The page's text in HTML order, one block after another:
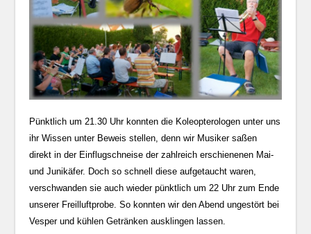
Pünktlich um 21.30 Uhr konnten die Koleopterologen unter uns
ihr Wissen unter Beweis stellen, denn wir Musiker saßen
direkt in der Einflugschneise der zahlreich erschienenen Mai-
und Junikäfer. Doch so schnell diese aufgetaucht waren,
verschwanden sie auch wieder pünktlich um 22 Uhr zum Ende
unserer Freilluftprobe. So konnten wir den Abend ungestört bei
Vesper und kühlen Getränken ausklingen lassen.